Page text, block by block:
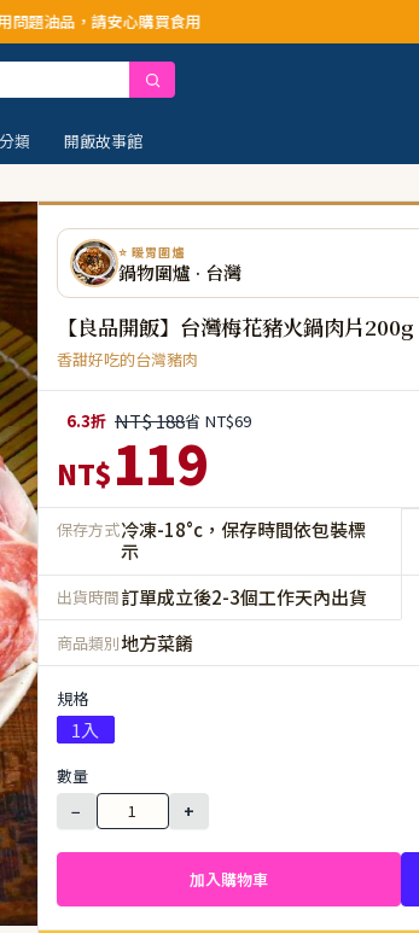
安心購買食用
分類 開飯故事館
⭐ 暖胃圍爐
鍋物圍爐 · 台灣
【良品開飯】台灣梅花豬火鍋肉片200g
香甜好吃的台灣豬肉
6.3折 NT$ 188省 NT$69
NT$119
保存方式冷凍-18°c，保存時間依包裝標
示
出貨時間訂單成立後2-3個工作天內出貨
商品類別地方菜餚
規格
1入
數量
−
+
加入購物車